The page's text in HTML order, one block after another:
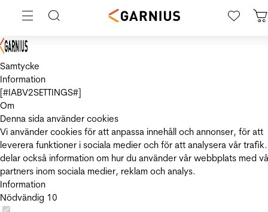
Samtycke
Information
[#IABV2SETTINGS#]
Om
Denna sida använder cookies
Vi använder cookies för att anpassa innehåll och annonser, för att
leverera funktioner i sociala medier och för att analysera vår
delar också information om hur du använder vår webbplats med
partners inom sociala medier, reklam och analys.
Information
Nödvändig 10